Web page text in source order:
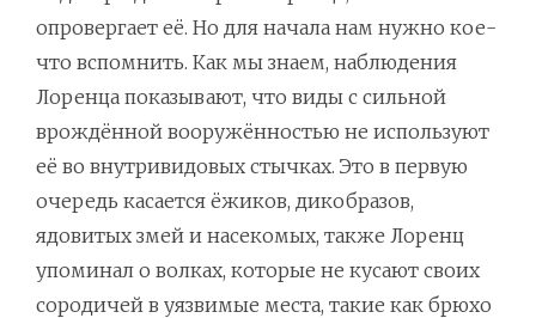
опровергает её. Но для начала нам нужно кое-
что вспомнить. Как мы знаем, наблюдения
Лоренца показывают, что виды с сильной
врождённой вооружённостью не используют
её во внутривидовых стычках. Это в первую
очередь касается ёжиков, дикобразов,
ядовитых змей и насекомых, также Лоренц
упоминал о волках, которые не кусают своих
сородичей в уязвимые места, такие как брюхо